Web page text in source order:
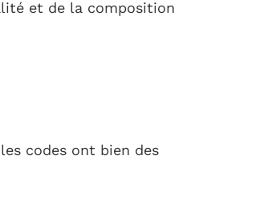
et de la composition
codes ont bien des